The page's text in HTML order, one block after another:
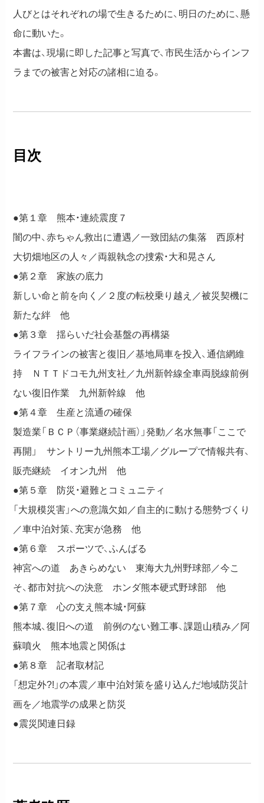
人びとはそれぞれの場で生きるために、明日のために、懸
命に動いた。
本書は、現場に即した記事と写真で、市民生活からインフ
ラまでの被害と対応の諸相に迫る。
目次
●第１章 熊本・連続震度７
闇の中、赤ちゃん救出に遭遇／一致団結の集落 西原村
大切畑地区の人々／両親執念の捜索・大和晃さん
●第２章 家族の底力
新しい命と前を向く／２度の転校乗り越え／被災契機に
新たな絆 他
●第３章 揺らいだ社会基盤の再構築
ライフラインの被害と復旧／基地局車を投入、通信網維
持 ＮＴＴドコモ九州支社／九州新幹線全車両脱線前例
ない復旧作業 九州新幹線 他
●第４章 生産と流通の確保
製造業「ＢＣＰ（事業継続計画）」発動／名水無事「ここで
再開」 サントリー九州熊本工場／グループで情報共有、
販売継続 イオン九州 他
●第５章 防災・避難とコミュニティ
「大規模災害」への意識欠如／自主的に動ける態勢づくり
／車中泊対策、充実が急務 他
●第６章 スポーツで、ふんばる
神宮への道 あきらめない 東海大九州野球部／今こ
そ、都市対抗への決意 ホンダ熊本硬式野球部 他
●第７章 心の支え熊本城・阿蘇
熊本城、復旧への道 前例のない難工事、課題山積み／阿
蘇噴火 熊本地震と関係は
●第８章 記者取材記
「想定外?!」の本震／車中泊対策を盛り込んだ地域防災計
画を／地震学の成果と防災
●震災関連日録